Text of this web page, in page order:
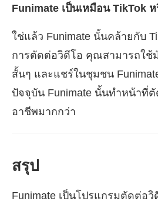
Funimate เป็นเหมือน TikTok ห
ใช่แล้ว Funimate นั้นคล้ายกับ
การตัดต่อวิดีโอ คุณสามารถใช้
สั้นๆ และแชร์ในชุมชน
ปัจจุบัน Funimate นั้นทำหน้าที่
อาชีพมากกว่า
สรุป
Funimate เป็นโปรแกรมตัดต่อ